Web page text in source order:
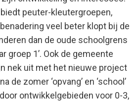
biedt peuter-kleutergroepen,
veel beter klopt bij de
dan de oude schoolgrens
groep 1’. Ook de gemeente
nek uit met het nieuwe project
de zomer ‘opvang’ en ‘school’
ontwikkelgebieden voor 0-3,